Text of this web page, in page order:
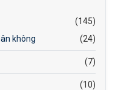
(145)
không
(24)
(7)
(10)